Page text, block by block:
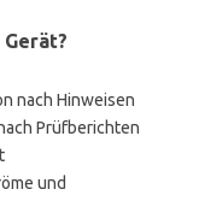
nach Hinweisen
Prüfberichten
und